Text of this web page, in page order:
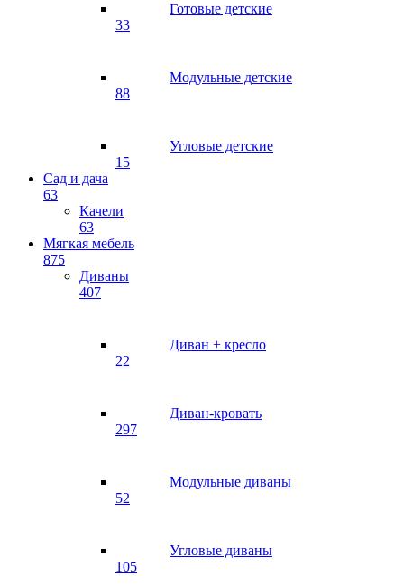
Готовые детские
33
Модульные детские
88
Угловые детские
15
Сад и дача
63
Качели
63
Мягкая мебель
875
Диваны
407
Диван + кресло
22
Диван-кровать
297
Модульные диваны
52
Угловые диваны
105